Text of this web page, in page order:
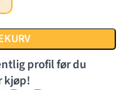
profil før du
kjøp!